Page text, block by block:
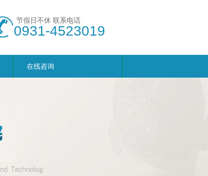
节假日不休 联系电话
0931-4523019
在线咨询